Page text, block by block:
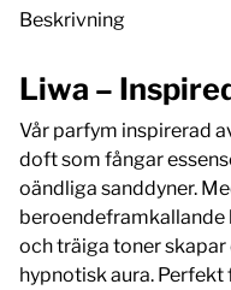
Beskrivning
Liwa –
Vår parfym inspirerad
doft som fångar
oändliga sanddyner.
beroendeframkallande
och träiga toner skapar
hypnotisk aura. Perfekt